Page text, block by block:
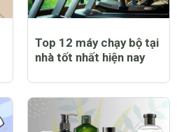
Top 12 máy chạy bộ tại
nhà tốt nhất hiện nay